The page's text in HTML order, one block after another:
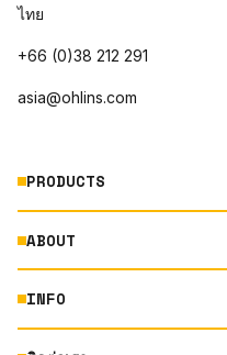
ไทย
+66 (0)38 212 291
asia@ohlins.com
PRODUCTS
MOTORCYCLE
AUTOMOTIVE
ABOUT
ABOUT US
INFO